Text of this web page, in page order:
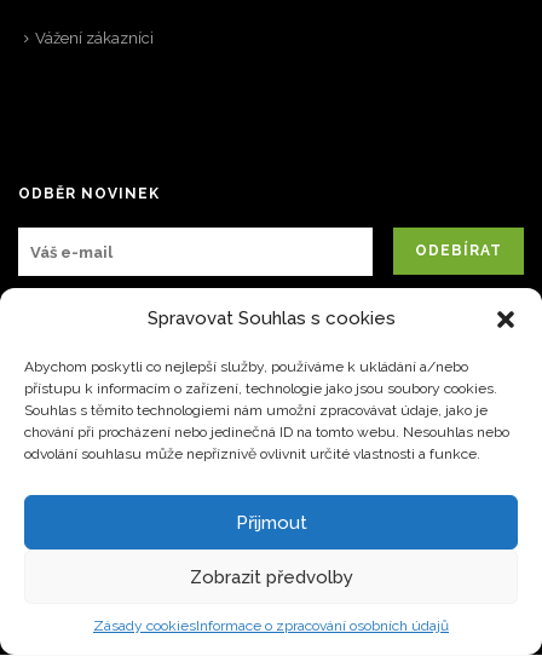
Spravovat Souhlas s cookies
Abychom poskytli co nejlepší služby, používáme k ukládání a/nebo
přístupu k informacím o zařízení, technologie jako jsou soubory cookies.
Souhlas s těmito technologiemi nám umožní zpracovávat údaje, jako je
chování při procházení nebo jedinečná ID na tomto webu. Nesouhlas nebo
odvolání souhlasu může nepříznivě ovlivnit určité vlastnosti a funkce.
Přijmout
Zobrazit předvolby
Zásady cookiesInformace o zpracování osobních údajů
Vážení zákazníci
ODBĚR NOVINEK
JUDr. Krpaty 645 Pardubice 530 03+420 773 252 633
obrázky je povoleno jen se souhlasem provozovatele stránek.